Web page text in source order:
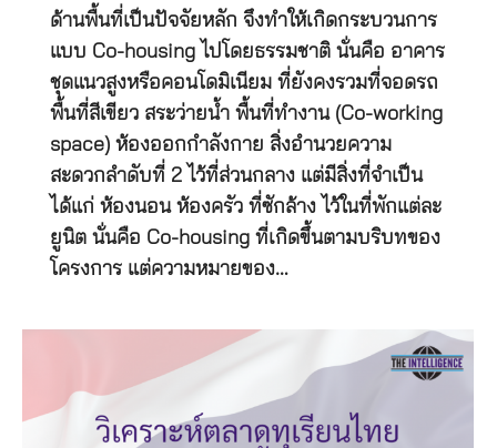
ด้านพื้นที่เป็นปัจจัยหลัก จึงทำให้เกิดกระบวนการ
แบบ Co-housing ไปโดยธรรมชาติ นั่นคือ อาคาร
ชุดแนวสูงหรือคอนโดมิเนียม ที่ยังคงรวมที่จอดรถ
พื้นที่สีเขียว สระว่ายน้ำ พื้นที่ทำงาน (Co-working
space) ห้องออกกำลังกาย สิ่งอำนวยความ
สะดวกลำดับที่ 2 ไว้ที่ส่วนกลาง แต่มีสิ่งที่จำเป็น
ได้แก่ ห้องนอน ห้องครัว ที่ซักล้าง ไว้ในที่พักแต่ละ
ยูนิต นั่นคือ Co-housing ที่เกิดขึ้นตามบริบทของ
โครงการ แต่ความหมายของ…